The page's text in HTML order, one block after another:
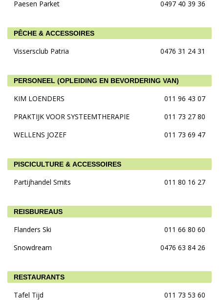
Paesen Parket 0497 40 39 36
PÊCHE & ACCESSOIRES
Vissersclub Patria 0476 31 24 31
PERSONEEL (OPLEIDING EN BEVORDERING VAN)
KIM LOENDERS
011 96 43 07
PRAKTIJK VOOR SYSTEEMTHERAPIE
011 73 27 80
WELLENS JOZEF
011 73 69 47
PISCICULTURE & ACCESSOIRES
Partijhandel Smits 011 80 16 27
REISBUREAUS
Flanders Ski
011 66 80 60
Snowdream
0476 63 84 26
RESTAURANTS
Tafel Tijd 011 73 53 60